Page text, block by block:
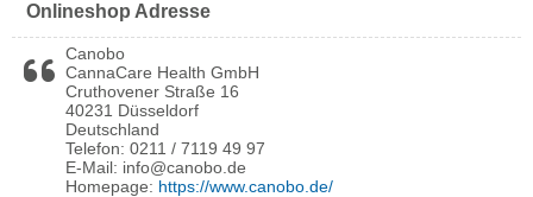
Onlineshop Adresse
Canobo
CannaCare Health GmbH
Cruthovener Straße 16
40231 Düsseldorf
Deutschland
Telefon: 0211 / 7119 49 97
E-Mail: info@canobo.de
Homepage: https://www.canobo.de/